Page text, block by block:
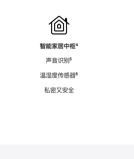
智能家居中枢脚
⁴
声音识别脚
⁵
温湿度传感器脚
⁶
私密又安全